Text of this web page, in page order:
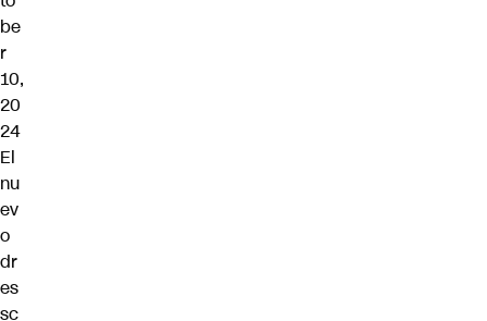
be
r
10,
20
24
El
nu
ev
o
dr
es
sc